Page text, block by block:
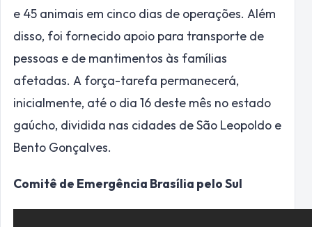
e 45 animais em cinco dias de operações. Além
disso, foi fornecido apoio para transporte de
pessoas e de mantimentos às famílias
afetadas. A força-tarefa permanecerá,
inicialmente, até o dia 16 deste mês no estado
gaúcho, dividida nas cidades de São Leopoldo e
Bento Gonçalves.
‌Comitê de Emergência Brasília pelo Sul